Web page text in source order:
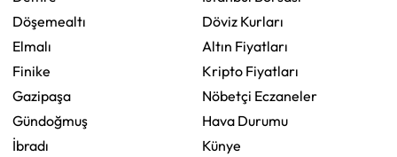
Döşemealtı
Elmalı
Finike
Gazipaşa
Gündoğmuş
İbradı
Döviz Kurları
Altın Fiyatları
Kripto Fiyatları
Nöbetçi Eczaneler
Hava Durumu
Künye